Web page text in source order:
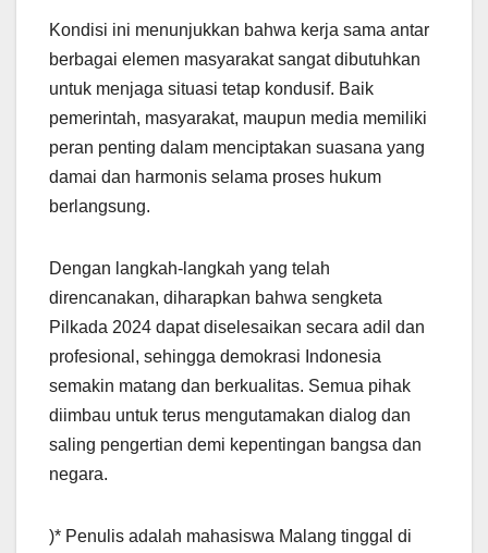
Kondisi ini menunjukkan bahwa kerja sama antar
berbagai elemen masyarakat sangat dibutuhkan
untuk menjaga situasi tetap kondusif. Baik
pemerintah, masyarakat, maupun media memiliki
peran penting dalam menciptakan suasana yang
damai dan harmonis selama proses hukum
berlangsung.
Dengan langkah-langkah yang telah
direncanakan, diharapkan bahwa sengketa
Pilkada 2024 dapat diselesaikan secara adil dan
profesional, sehingga demokrasi Indonesia
semakin matang dan berkualitas. Semua pihak
diimbau untuk terus mengutamakan dialog dan
saling pengertian demi kepentingan bangsa dan
negara.
)* Penulis adalah mahasiswa Malang tinggal di